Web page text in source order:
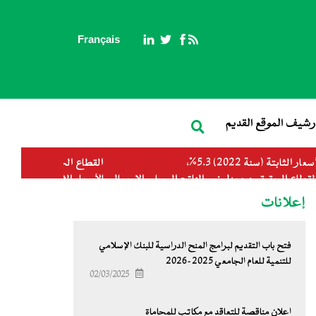
Français
الموقع القديم
القطاع الحقيقي:ـ معدل نمو الناتج المحلي الاجمالي بالأسعار الثابتة (سنة 2022) 5.3%،
القطاع الحقيقي: التضخم (المتوسط السنوي) (سنة 2022،
إعلانات
فتح باب التقديم لبرامج المنح الدراسية للبنك الإسلامي
للتنمية للعام الجامعي 2025-2026
02/03/2025
اعلان مناقصة للتعاقد مع مكاتب للمحاماة